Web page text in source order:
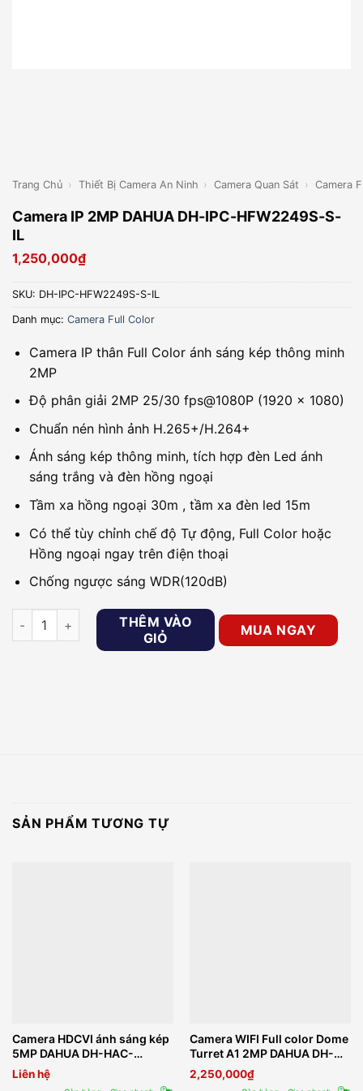
Trang Chủ › Thiết Bị Camera An Ninh › Camera Quan Sát › Camera
Camera IP 2MP DAHUA DH-IPC-HFW2249S-S-
IL
1,250,000₫
SKU: DH-IPC-HFW2249S-S-IL
Danh mục: Camera Full Color
Camera IP thân Full Color ánh sáng kép thông minh
2MP
Độ phân giải 2MP 25/30 fps@1080P (1920 × 1080)
Chuẩn nén hình ảnh H.265+/H.264+
Ánh sáng kép thông minh, tích hợp đèn Led ánh
sáng trắng và đèn hồng ngoại
Tầm xa hồng ngoại 30m , tầm xa đèn led 15m
Có thể tùy chỉnh chế độ Tự động, Full Color hoặc
Hồng ngoại ngay trên điện thoại
Chống ngược sáng WDR(120dB)
Camera IP 2MP DAHUA DH-IPC-HFW2249S-S-IL số lượng
THÊM VÀO
GIỎ
MUA NGAY
SẢN PHẨM TƯƠNG TỰ
Camera HDCVI ánh sáng kép
5MP DAHUA DH-HAC-
ME1509THP-A-PV
Liên hệ
Camera WIFI Full color Dome
Turret A1 2MP DAHUA DH-
T2A-PV
2,250,000₫